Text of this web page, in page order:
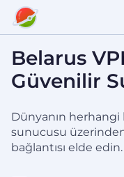
Belarus
Güvenilir
Dünyanın
sunucusu
bağlantısı elde edin.